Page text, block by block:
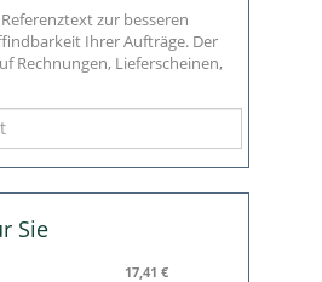
zur besseren
Ihrer Aufträge. Der
Rechnungen, Lieferscheinen,
Sie
17,41 €